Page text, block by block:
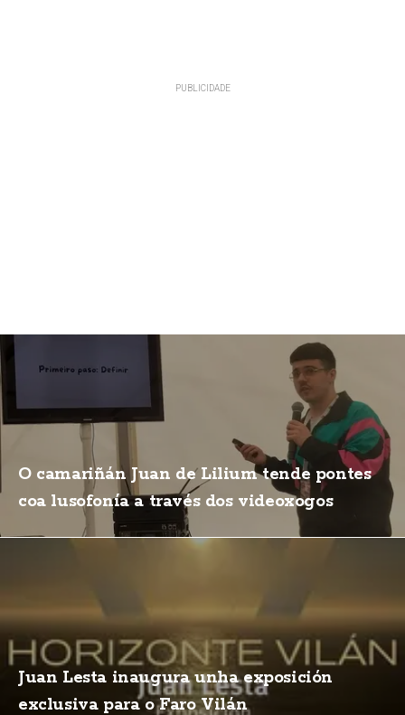
O camariñán Juan de Lilium tende pontes
coa lusofonía a través dos videoxogos
Juan Lesta inaugura unha exposición
exclusiva para o Faro Vilán